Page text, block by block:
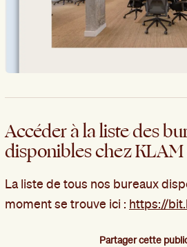
Accéder à la liste des
disponibles chez KLAM
La liste de tous nos bureaux
moment se trouve ici : https://
Partager cette